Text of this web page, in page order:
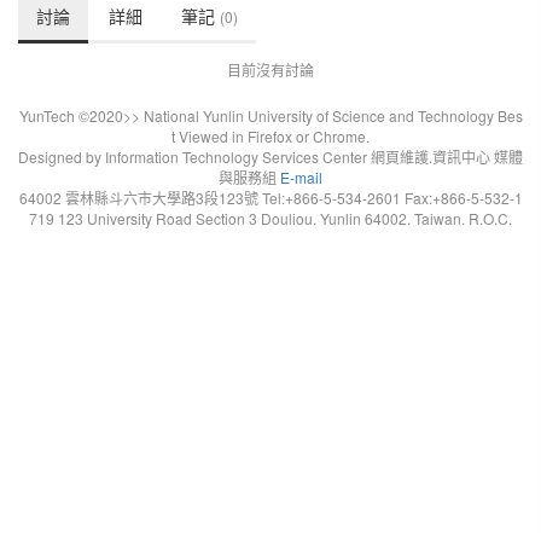
討論 詳細 筆記 (0)
目前沒有討論
YunTech ©2020>> National Yunlin University of Science and Technology Bes
t Viewed in Firefox or Chrome.
Designed by Information Technology Services Center 網頁維護.資訊中心 媒體
與服務組 E-mail
64002 雲林縣斗六市大學路3段123號 Tel:+866-5-534-2601 Fax:+866-5-532-1
719 123 University Road Section 3 Douliou. Yunlin 64002. Taiwan. R.O.C.